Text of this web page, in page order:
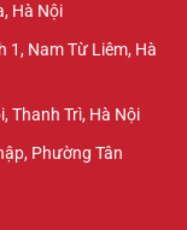
Hà Nội
1, Nam Từ Liêm, Hà
Thanh Trì, Hà Nội
Phường Tân